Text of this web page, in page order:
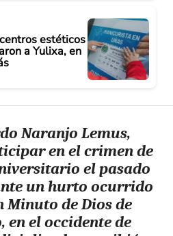
estéticos
a Yulixa, en
Naranjo Lemus,
en el crimen de
el pasado
un hurto ocurrido
Minuto de Dios de
en el occidente de